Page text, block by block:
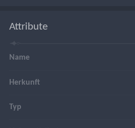
Attribute
Name
Herkunft
Typ